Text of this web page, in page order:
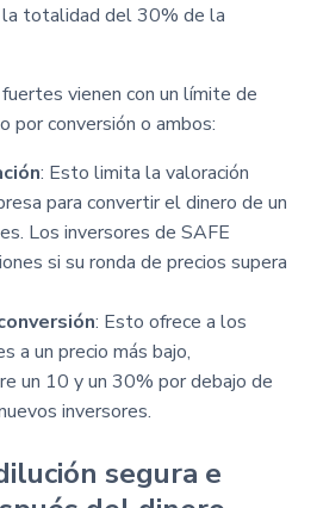
totalidad del 30% de la
vienen con un límite de
por conversión o ambos:
: Esto limita la valoración
para convertir el dinero de un
Los inversores de SAFE
si su ronda de precios supera
: Esto ofrece a los
a un precio más bajo,
un 10 y un 30% por debajo de
inversores.
segura e